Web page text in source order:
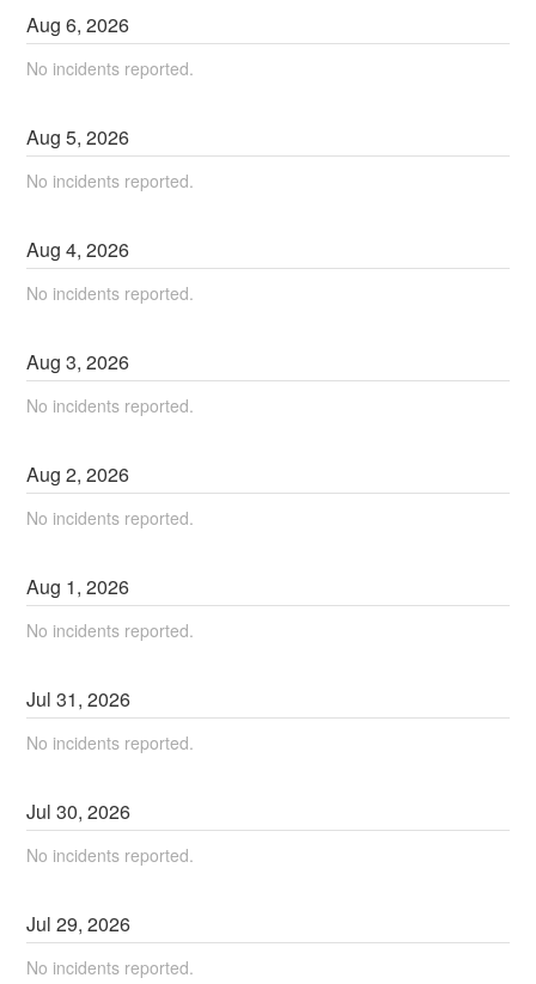
Aug6,2026
No incidents reported.
Aug5,2026
No incidents reported.
Aug4,2026
No incidents reported.
Aug3,2026
No incidents reported.
Aug2,2026
No incidents reported.
Aug 1,2026
No incidents reported.
Jul31,2026
No incidents reported.
Jul30,2026
No incidents reported.
Jul29,2026
No incidents reported.